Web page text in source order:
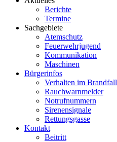
Berichte
Termine
Sachgebiete
Atemschutz
Feuerwehrjugend
Kommunikation
Maschinen
Bürgerinfos
Verhalten im Brandfall
Rauchwarnmelder
Notrufnummern
Sirenensignale
Rettungsgasse
Kontakt
Beitritt